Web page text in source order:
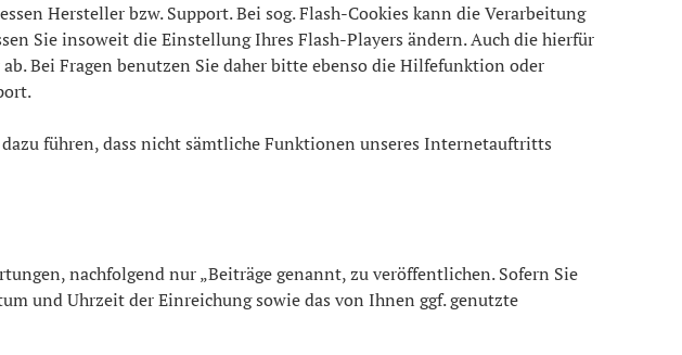
Hersteller bzw. Support. Bei sog. Flash-Cookies kann die Verarbeitung
Sie insoweit die Einstellung Ihres Flash-Players ändern. Auch die hierfür
Bei Fragen benutzen Sie daher bitte ebenso die Hilfefunktion oder
führen, dass nicht sämtliche Funktionen unseres Internetauftritts
nachfolgend nur „Beiträge genannt, zu veröffentlichen. Sofern Sie
und Uhrzeit der Einreichung sowie das von Ihnen ggf. genutzte